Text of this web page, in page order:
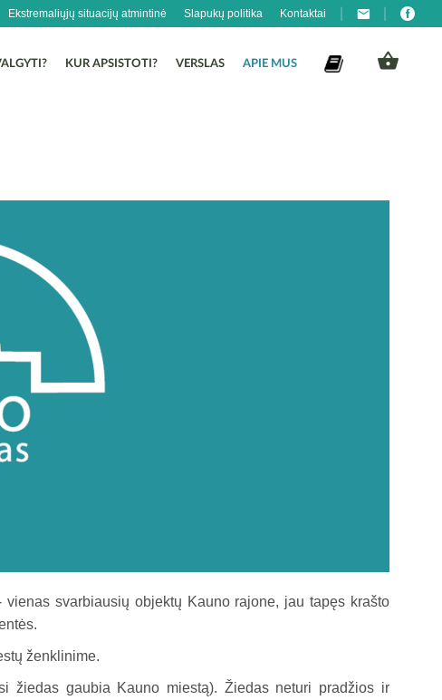
Ekstremaliųjų situacijų atmintinė Slapukų politika Kontaktai
KUR APSISTOTI? VERSLAS APIE MUS
svarbiausių objektų Kauno rajone, jau tapęs krašto
ženklinime.
žiedas gaubia Kauno miestą). Žiedas neturi pradžios ir